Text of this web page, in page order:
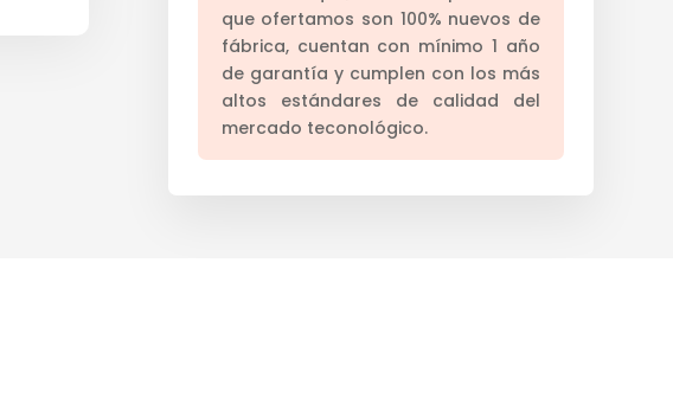
que ofertamos son 100% nuevos de
fábrica, cuentan con mínimo 1 año
de garantía y cumplen con los más
altos estándares de calidad del
mercado teconológico.